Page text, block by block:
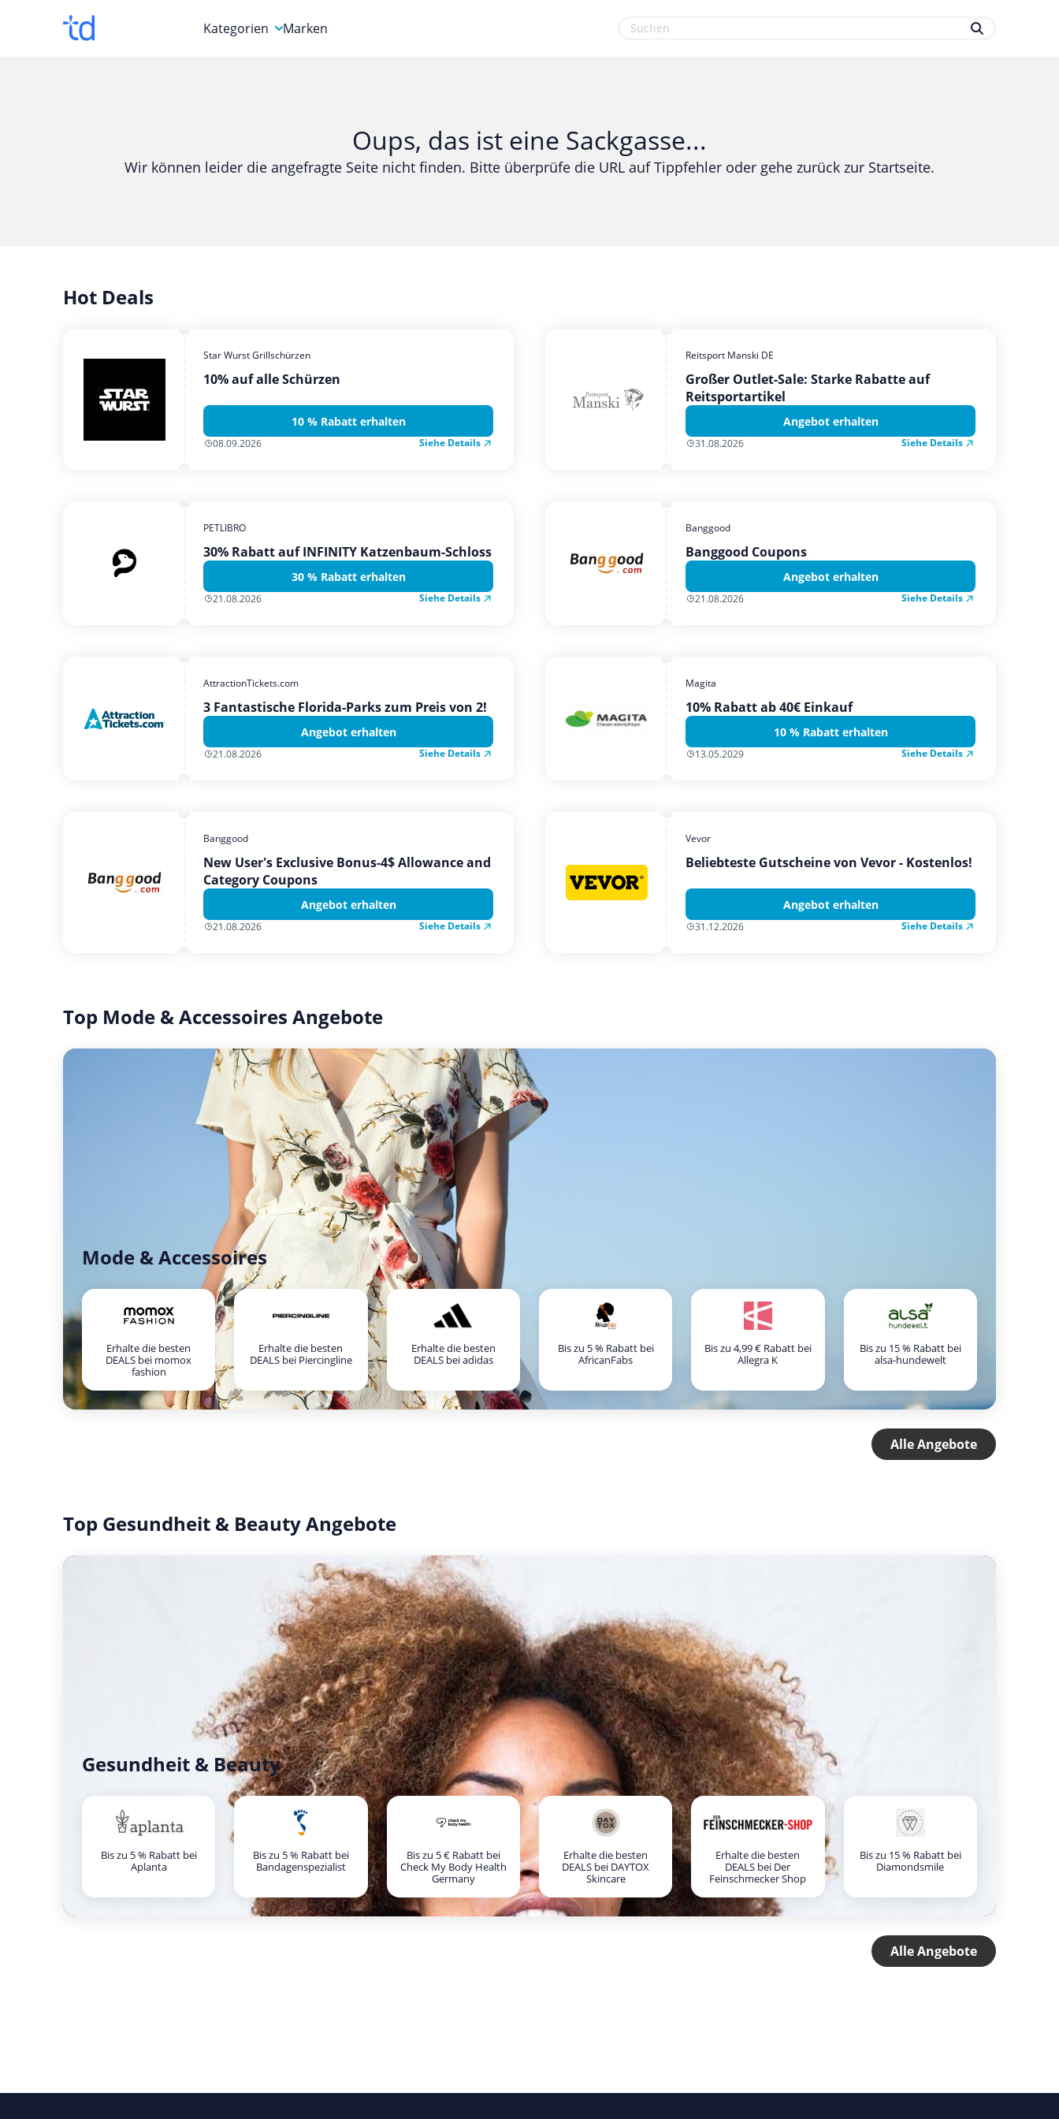
Kategorien
Computer & Elektronik
Gesundheit & Beauty
Mobilfunk & Internet
Marken
Oups, das ist eine Sackgasse...
Wir können leider die angefragte Seite nicht finden. Bitte überprüfe die URL auf Tippfehler oder gehe zurück zur Startseite.
Hot Deals
Star Wurst Grillschürzen
10% auf alle Schürzen
10 % Rabatt erhalten
08.09.2026 Siehe Details
Reitsport Manski DE
Großer Outlet-Sale: Starke Rabatte auf
Reitsportartikel
Angebot erhalten
31.08.2026 Siehe Details
PETLIBRO
30% Rabatt auf INFINITY Katzenbaum-Schloss
30 % Rabatt erhalten
21.08.2026 Siehe Details
Banggood
Banggood Coupons
Angebot erhalten
21.08.2026 Siehe Details
AttractionTickets.com
3 Fantastische Florida-Parks zum Preis von 2!
Angebot erhalten
21.08.2026 Siehe Details
Magita
10% Rabatt ab 40€ Einkauf
10 % Rabatt erhalten
13.05.2029 Siehe Details
Banggood
New User's Exclusive Bonus-4$ Allowance and
Category Coupons
Angebot erhalten
21.08.2026 Siehe Details
Vevor
Beliebteste Gutscheine von Vevor - Kostenlos!
Angebot erhalten
31.12.2026 Siehe Details
Top Mode & Accessoires Angebote
Mode & Accessoires
Erhalte die besten
DEALS bei momox
fashion
Erhalte die besten
DEALS bei Piercingline
Erhalte die besten
DEALS bei adidas
Bis zu 5 % Rabatt bei
AfricanFabs
Bis zu 4,99 € Rabatt bei
Allegra K
Bis zu 15 % Rabatt bei
alsa-hundewelt
Alle Angebote
Top Gesundheit & Beauty Angebote
Gesundheit & Beauty
Bis zu 5 % Rabatt bei
Aplanta
Bis zu 5 % Rabatt bei
Bandagenspezialist
Bis zu 5 € Rabatt bei
Check My Body Health
Germany
Erhalte die besten
DEALS bei DAYTOX
Skincare
Erhalte die besten
DEALS bei Der
Feinschmecker Shop
Bis zu 15 % Rabatt bei
Diamondsmile
Alle Angebote